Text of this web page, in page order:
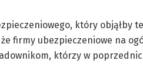
który objąłby
firmy ubezpieczeniowe na
którzy w